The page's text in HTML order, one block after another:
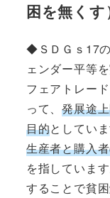
困を無くす
◆ＳＤＧｓ17
ェンダー平等
フェアトレー
って、発展途
目的としてい
生産者と購入
を指していま
することで貧